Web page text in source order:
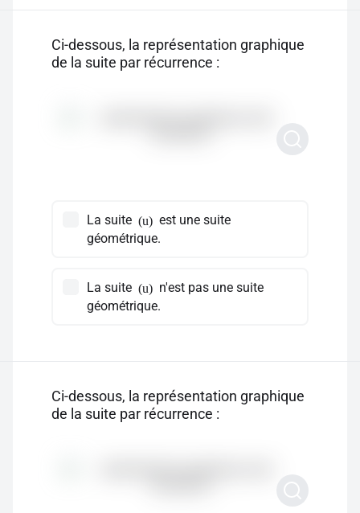
Ci-dessous, la représentation graphique
de la suite par récurrence :
La suite (u) est une suite
géométrique.
La suite (u) n'est pas une suite
géométrique.
Ci-dessous, la représentation graphique
de la suite par récurrence :